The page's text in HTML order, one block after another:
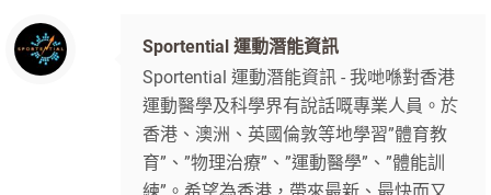
Sportential 運動潛能資訊
Sportential 運動潛能資訊 - 我哋喺對香港
運動醫學及科學界有說話嘅專業人員。於
香港、澳洲、英國倫敦等地學習”體育教
育”、”物理治療”、”運動醫學”、”體能訓
練”。希望為香港，帶來最新、最快而又